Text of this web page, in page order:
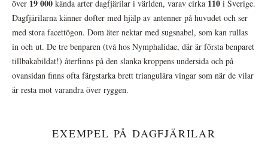
över 19 000 kända arter dagfjärilar i världen, varav cirka 110 i Sverige.
Dagfjärilarna känner dofter med hjälp av antenner på huvudet och ser
med stora facettögon. Dom äter nektar med sugsnabel, som kan rullas
in och ut. De tre benparen (två hos Nymphalidae, där är första benparet
tillbakabildat!) återfinns på den slanka kroppens undersida och på
ovansidan finns ofta färgstarka brett triangulära vingar som när de vilar
är resta mot varandra över ryggen.
EXEMPEL PÅ DAGFJÄRILAR